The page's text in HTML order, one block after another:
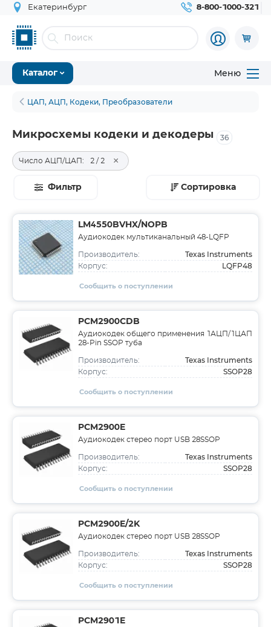
Екатеринбург 8-800-1000-321
Каталог Меню
ЦАП, АЦП, Кодеки, Преобразователи
Микросхемы кодеки и декодеры 36
Число АЦП/ЦАП: 2 / 2 ×
Фильтр Сортировка
LM4550BVHX/NOPB
Аудиокодек мультиканальный 48-LQFP
Производитель: Texas Instruments
Корпус: LQFP48
Сообщить о поступлении
PCM2900CDB
Аудиокодек общего применения 1АЦП/1ЦАП
28-Pin SSOP туба
Производитель: Texas Instruments
Корпус: SSOP28
Сообщить о поступлении
PCM2900E
Аудиокодек стерео порт USB 28SSOP
Производитель: Texas Instruments
Корпус: SSOP28
Сообщить о поступлении
PCM2900E/2K
Аудиокодек стерео порт USB 28SSOP
Производитель: Texas Instruments
Корпус: SSOP28
Сообщить о поступлении
PCM2901E